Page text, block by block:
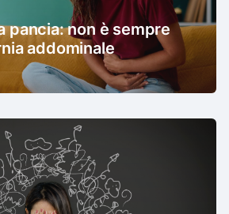
pancia: non è sempre
addominale